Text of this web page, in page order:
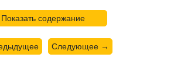
Показать содержание
Следующее →